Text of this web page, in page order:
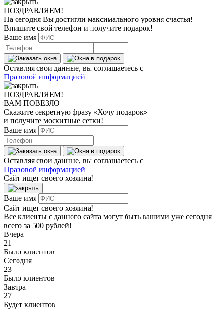
ПОЗДРАВЛЯЕМ!
На сегодня Вы достигли максимального уровня счастья!
Впишите свой телефон и получите подарок!
Ваше имя
Оставляя свои данные, вы соглашаетесь с
Правовой информацией
ПОЗДРАВЛЯЕМ!
ВАМ ПОВЕЗЛО
Скажите секретную фразу «Хочу подарок»
и получите москитные сетки!
Ваше имя
Оставляя свои данные, вы соглашаетесь с
Правовой информацией
Сайт ищет своего хозяина!
Ваше имя
Сайт ищет своего хозяина!
Все клиенты с данного сайта могут быть вашими уже сегодня
всего за 500 рублей!
Вчера
21
Было клиентов
Сегодня
23
Было клиентов
Завтра
27
Будет клиентов